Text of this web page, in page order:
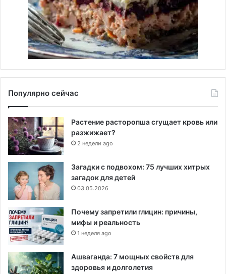
Популярно сейчас
Растение расторопша сгущает кровь или
разжижает?
2 недели ago
Загадки с подвохом: 75 лучших хитрых
загадок для детей
03.05.2026
Почему запретили глицин: причины,
мифы и реальность
1 неделя ago
Ашваганда: 7 мощных свойств для
здоровья и долголетия